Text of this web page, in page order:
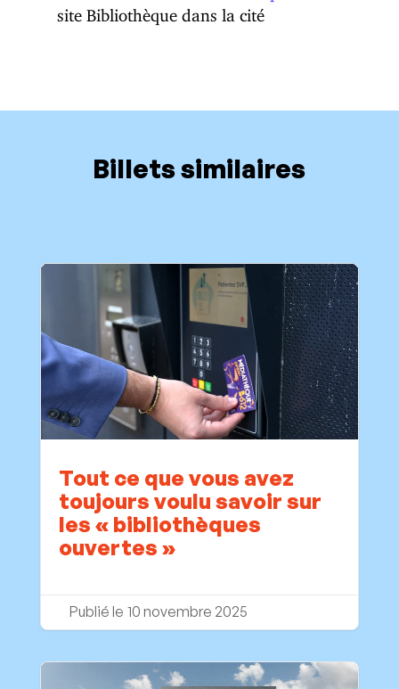
site Bibliothèque dans la cité
Billets similaires
Tout ce que vous avez
toujours voulu savoir sur
les « bibliothèques
ouvertes »
10 novembre 2025